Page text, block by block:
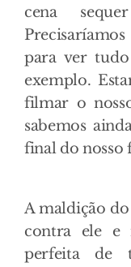
cena
para ver
exemplo.
filmar o
sabemos
final do nosso
A maldição do
contra ele e
perfeita de